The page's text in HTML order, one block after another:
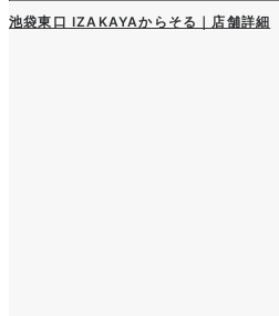
池袋東口 IZAKAYAからそる｜店舗詳細